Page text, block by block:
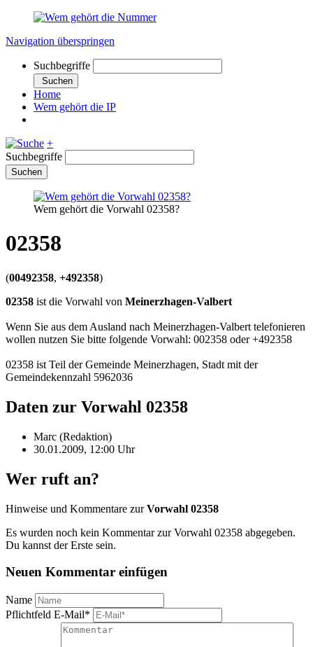
Navigation überspringen
Suchbegriffe
Suchen
Home
Wem gehört die IP
+
Suchbegriffe
Suchen
Wem gehört die Vorwahl 02358?
02358
(00492358, +492358)
02358 ist die Vorwahl von Meinerzhagen-Valbert
Wenn Sie aus dem Ausland nach Meinerzhagen-Valbert telefonieren
wollen nutzen Sie bitte folgende Vorwahl: 002358 oder +492358
02358 ist Teil der Gemeinde Meinerzhagen, Stadt mit der
Gemeindekennzahl 5962036
Daten zur Vorwahl 02358
Marc (Redaktion)
30.01.2009, 12:00 Uhr
Wer ruft an?
Hinweise und Kommentare zurVorwahl 02358
Es wurden noch kein Kommentar zur Vorwahl 02358 abgegeben.
Du kannst der Erste sein.
Neuen Kommentar einfügen
Name
Pflichtfeld E-Mail*